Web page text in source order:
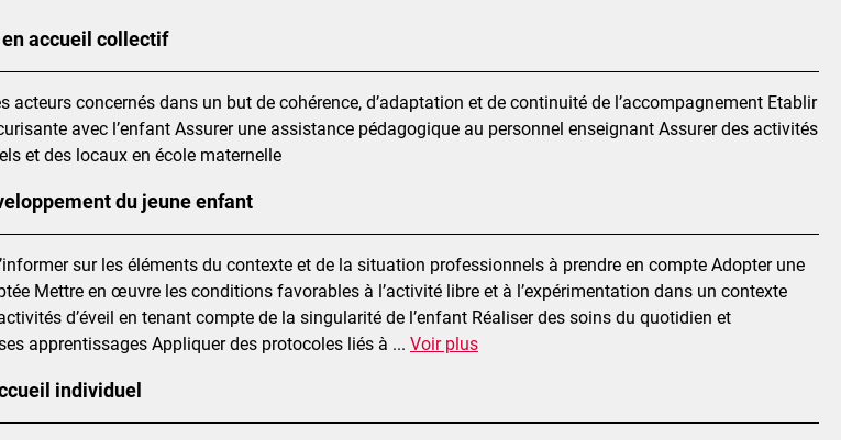
accueil collectif
acteurs concernés dans un but de cohérence, d’adaptation et de continuité de l’accompagnement Etablir
avec l’enfant Assurer une assistance pédagogique au personnel enseignant Assurer des activités
et des locaux en école maternelle
du jeune enfant
sur les éléments du contexte et de la situation professionnels à prendre en compte Adopter une
Mettre en œuvre les conditions favorables à l’activité libre et à l’expérimentation dans un contexte
d’éveil en tenant compte de la singularité de l’enfant Réaliser des soins du quotidien et
apprentissages Appliquer des protocoles liés à ... Voir plus
individuel